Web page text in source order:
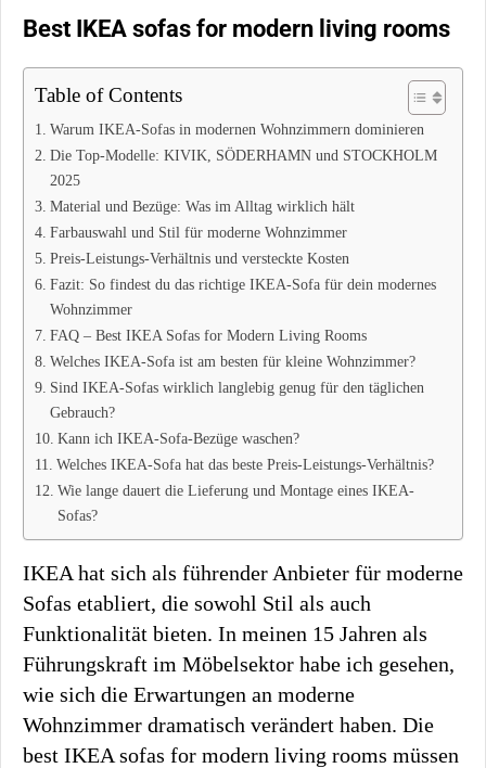
Best IKEA sofas for modern living rooms
Table of Contents
Warum IKEA-Sofas in modernen Wohnzimmern dominieren
Die Top-Modelle: KIVIK, SÖDERHAMN und STOCKHOLM
2025
Material und Bezüge: Was im Alltag wirklich hält
Farbauswahl und Stil für moderne Wohnzimmer
Preis-Leistungs-Verhältnis und versteckte Kosten
Fazit: So findest du das richtige IKEA-Sofa für dein modernes
Wohnzimmer
FAQ – Best IKEA Sofas for Modern Living Rooms
Welches IKEA-Sofa ist am besten für kleine Wohnzimmer?
Sind IKEA-Sofas wirklich langlebig genug für den täglichen
Gebrauch?
Kann ich IKEA-Sofa-Bezüge waschen?
Welches IKEA-Sofa hat das beste Preis-Leistungs-Verhältnis?
Wie lange dauert die Lieferung und Montage eines IKEA-
Sofas?
IKEA hat sich als führender Anbieter für moderne
Sofas etabliert, die sowohl Stil als auch
Funktionalität bieten. In meinen 15 Jahren als
Führungskraft im Möbelsektor habe ich gesehen,
wie sich die Erwartungen an moderne
Wohnzimmer dramatisch verändert haben. Die
best IKEA sofas for modern living rooms müssen